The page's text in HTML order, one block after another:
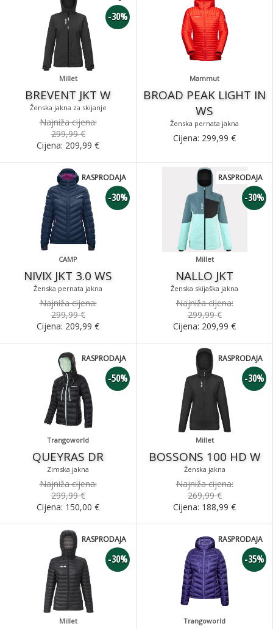
Millet
BREVENT JKT W
Ženska jakna za skijanje
-30%
Najniža cijena:
299,99 €
Cijena: 209,99 €
Mammut
BROAD PEAK LIGHT IN
WS
Ženska pernata jakna
Cijena: 299,99 €
CAMP
NIVIX JKT 3.0 WS
Ženska pernata jakna
-30%
RASPRODAJA
Najniža cijena:
299,99 €
Cijena: 209,99 €
Millet
NALLO JKT
Ženska skijaška jakna
-30%
RASPRODAJA
Najniža cijena:
299,99 €
Cijena: 209,99 €
Trangoworld
QUEYRAS DR
Zimska jakna
-50%
RASPRODAJA
Najniža cijena:
299,99 €
Cijena: 150,00 €
Millet
BOSSONS 100 HD W
Ženska jakna
-30%
RASPRODAJA
Najniža cijena:
269,99 €
Cijena: 188,99 €
Millet
-30%
RASPRODAJA
Trangoworld
-35%
RASPRODAJA